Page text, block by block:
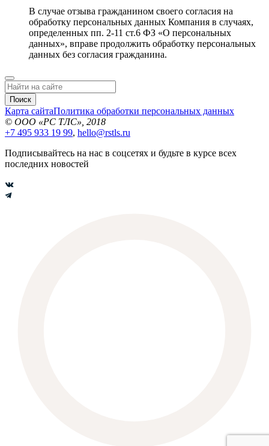
В случае отзыва гражданином своего согласия на
обработку персональных данных Компания в случаях,
определенных пп. 2-11 ст.6 ФЗ «О персональных
данных», вправе продолжить обработку персональных
данных без согласия гражданина.
Поиск
Карта сайтаПолитика обработки персональных данных
© ООО «РС ТЛС», 2018
+7 495 933 19 99, hello@rstls.ru
Подписывайтесь на нас в соцсетях и будьте в курсе всех
последних новостей